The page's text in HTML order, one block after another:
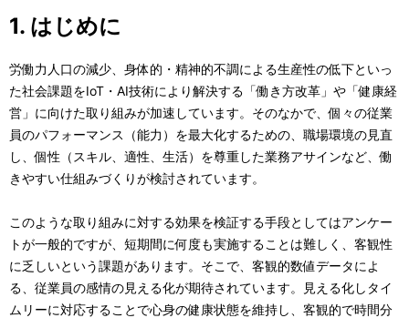
い
す
。
ー
シ
ョ
ン
1. はじめに
労働力人口の減少、身体的・精神的不調による生産性の低下といっ
た社会課題をIoT・AI技術により解決する「働き方改革」や「健康経
営」に向けた取り組みが加速しています。そのなかで、個々の従業
員のパフォーマンス（能力）を最大化するための、職場環境の見直
し、個性（スキル、適性、生活）を尊重した業務アサインなど、働
きやすい仕組みづくりが検討されています。
このような取り組みに対する効果を検証する手段としてはアンケー
トが一般的ですが、短期間に何度も実施することは難しく、客観性
に乏しいという課題があります。そこで、客観的数値データによ
る、従業員の感情の見える化が期待されています。見える化しタイ
ムリーに対応することで心身の健康状態を維持し、客観的で時間分